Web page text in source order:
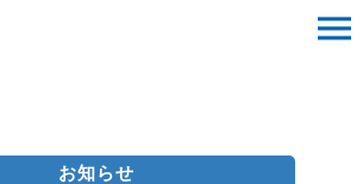
お知らせ